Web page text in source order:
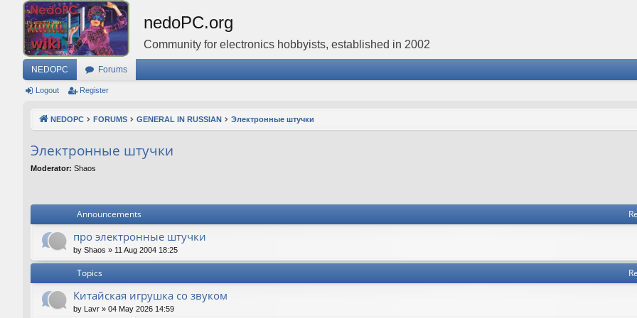
nedoPC.org
Community for electronics hobbyists, established in 2002
NEDOPC Forums
Logout Register
NEDOPC FORUMS GENERAL IN RUSSIAN Электронные штучки
Электронные штучки
Moderator: Shaos
Announcements
про электронные штучки
by Shaos » 11 Aug 2004 18:25
Topics
Китайская игрушка со звуком
by Lavr » 04 May 2026 14:59